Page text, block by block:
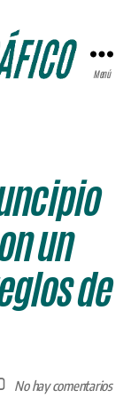
Menú
un
de
No hay comentariosen